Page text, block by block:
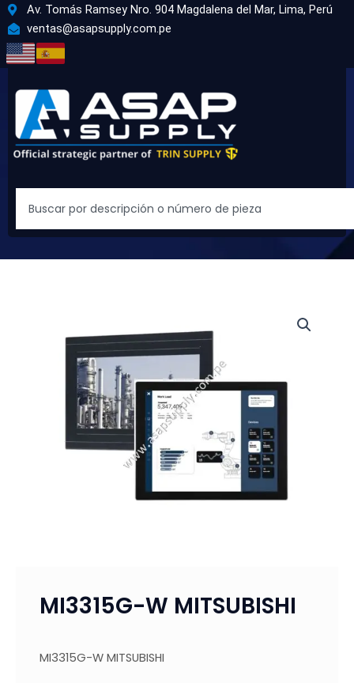
contenido
Av. Tomás Ramsey Nro. 904 Magdalena del Mar, Lima, Perú
ventas@asapsupply.com.pe
MI3315G-W MITSUBISHI
MI3315G-W MITSUBISHI